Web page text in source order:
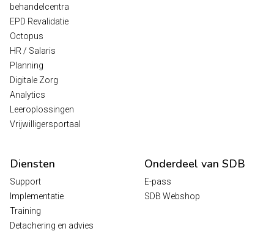
behandelcentra
EPD Revalidatie
Octopus
HR / Salaris
Planning
Digitale Zorg
Analytics
Leeroplossingen
Vrijwilligersportaal
Diensten
Support
Implementatie
Training
Detachering en advies
Onderdeel van SDB
E-pass
SDB Webshop